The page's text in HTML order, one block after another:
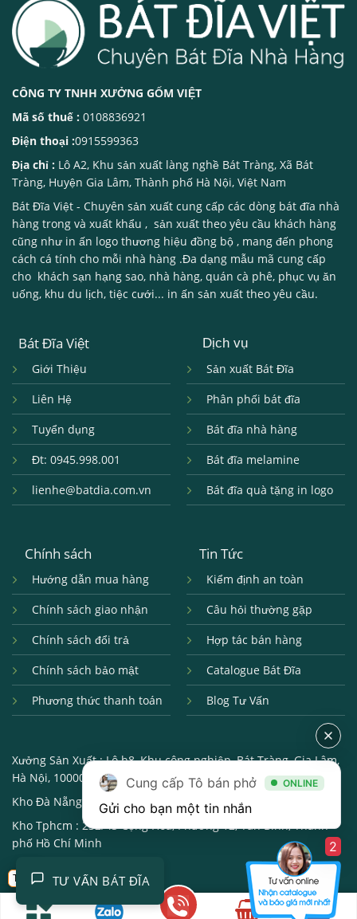
Trở về
CÔNG TY TNHH XƯỞNG GỐM VIỆT
Mã số thuế : 0108836921
Điện thoại :0915599363
Địa chỉ : Lô A2, Khu sản xuất làng nghề Bát Tràng, Xã Bát
Tràng, Huyện Gia Lâm, Thành phố Hà Nội, Việt Nam
Bát Đĩa Việt - Chuyên sản xuất cung cấp các dòng bát đĩa nhà
hàng trong và xuất khẩu , sản xuất theo yêu cầu khách hàng
cũng như in ấn logo thương hiệu đồng bộ , mang đến phong
cách cá tính cho mỗi nhà hàng .Đa dạng mẫu mã cung cấp
cho khách sạn hạng sao, nhà hàng, quán cà phê, phục vụ ăn
uống, khu du lịch, tiệc cưới... in ấn sản xuất theo yêu cầu.
Bát Đĩa Việt
Giới Thiệu
Liên Hệ
Tuyển dụng
Đt: 0945.998.001
lienhe@batdia.com.vn
Dịch vụ
Sản xuất Bát Đĩa
Phân phối bát đĩa
Bát đĩa nhà hàng
Bát đĩa melamine
Bát đĩa quà tặng in logo
Chính sách
Hướng dẫn mua hàng
Chính sách giao nhận
Chính sách đổi trả
Chính sách bảo mật
Phương thức thanh toán
Tin Tức
Kiểm định an toàn
Câu hỏi thường gặp
Hợp tác bán hàng
Catalogue Bát Đĩa
Blog Tư Vấn
Xưởng Sản Xuất :Lô b8, Khu công nghiệp, Bát Tràng, Gia Lâm,
Hà Nội, 100000
Kho Đà Nẵng :
250, Đường 2/9, Hải châu, Đà Nẵng, 550000
Kho Tphcm : 232/43 Cộng Hòa, Phường 12, Tân Bình, Thành
phố Hồ Chí Minh
TƯ VẤN BÁT ĐĨA
Cung cấp Tô bán phở ONLINE
Gửi cho bạn một tin nhắn
2